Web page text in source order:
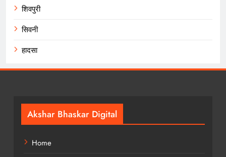
शिवपुरी
सिवनी
हादसा
Akshar Bhaskar Digital
Home